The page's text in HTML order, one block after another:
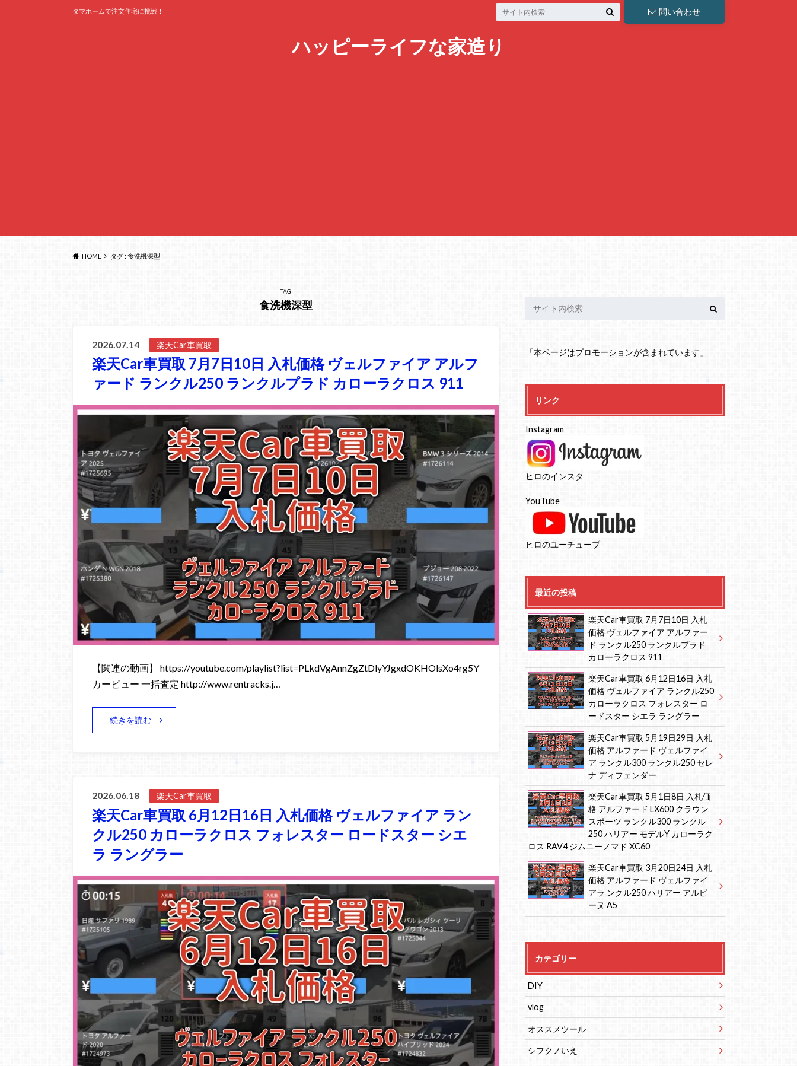
ハッピーライフな家造り
タマホームで注文住宅に挑戦！ 問い合わせ
HOME タグ : 食洗機深型
TAG
食洗機深型
2026.07.14 楽天Car車買取
楽天Car車買取 7月7日10日 入札価格 ヴェルファイア アルフ
ァード ランクル250 ランクルプラド カローラクロス 911
【関連の動画】 https://youtube.com/playlist?list=PLkdVgAnnZgZtDlyYJgxdOKHOlsXo4rg5Y
カービュー 一括査定 http://www.rentracks.j…
続きを読む
2026.06.18 楽天Car車買取
楽天Car車買取 6月12日16日 入札価格 ヴェルファイア ラン
クル250 カローラクロス フォレスター ロードスター シエ
ラ ラングラー
「本ページはプロモーションが含まれています」
リンク
Instagram
ヒロのインスタ
YouTube
ヒロのユーチューブ
最近の投稿
楽天Car車買取 7月7日10日 入札
価格 ヴェルファイア アルファー
ド ランクル250 ランクルプラド
カローラクロス 911
楽天Car車買取 6月12日16日 入札
価格 ヴェルファイア ランクル250
カローラクロス フォレスター ロ
ードスター シエラ ラングラー
楽天Car車買取 5月19日29日 入札
価格 アルファード ヴェルファイ
ア ランクル300 ランクル250 セレ
ナ ディフェンダー
楽天Car車買取 5月1日8日 入札価
格 アルファード LX600 クラウン
スポーツ ランクル300 ランクル
250 ハリアー モデルY カローラク
ロス RAV4 ジムニーノマド XC60
楽天Car車買取 3月20日24日 入札
価格 アルファード ヴェルファイ
アラ ンクル250 ハリアー アルピ
ーヌ A5
カテゴリー
DIY
vlog
オススメツール
シフクノいえ